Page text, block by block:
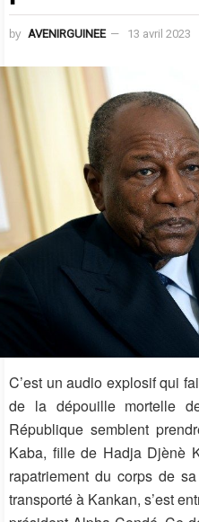
by AVENIRGUINEE 13 avril 2023
C’est un audio explosif qui
de la dépouille mortelle
République semblent
Kaba, fille de Hadja Djènè
rapatriement du corps de
transporté à Kankan, s’est